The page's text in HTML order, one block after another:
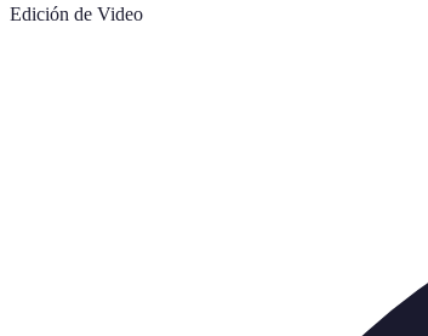
Edición de Video